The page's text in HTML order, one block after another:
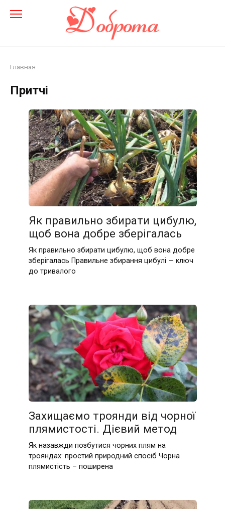
Главная
Притчі
Як правильно збирати цибулю,
щоб вона добре зберігалась
Як правильно збирати цибулю, щоб вона добре
зберігалась Правильне збирання цибулі — ключ
до тривалого
Захищаємо троянди від чорної
плямистості. Дієвий метод
Як назавжди позбутися чорних плям на
трояндах: простий природний спосіб Чорна
плямистість – поширена